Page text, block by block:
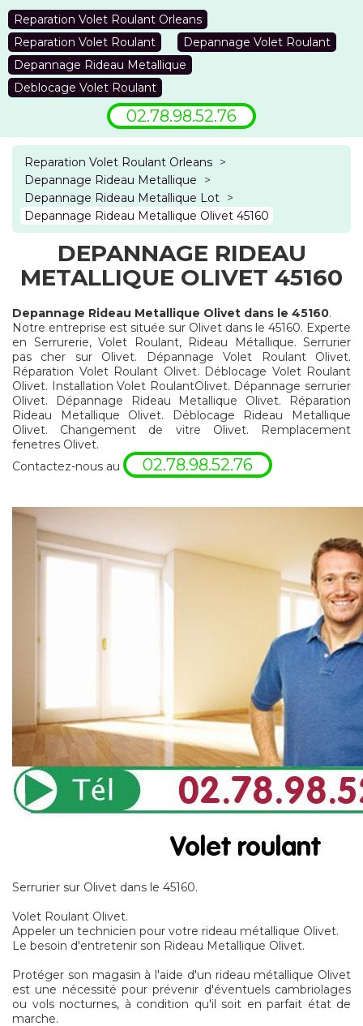
Reparation Volet Roulant Orleans
Reparation Volet Roulant
Depannage Volet Roulant
Depannage Rideau Metallique
Deblocage Volet Roulant
02.78.98.52.76
Reparation Volet Roulant Orleans >
Depannage Rideau Metallique
>
Depannage Rideau Metallique Lot >
Depannage Rideau Metallique Olivet 45160
DEPANNAGE RIDEAU
METALLIQUE OLIVET 45160
Depannage Rideau Metallique Olivet dans le 45160.
Notre entreprise est située sur Olivet dans le 45160. Experte
en Serrurerie, Volet Roulant, Rideau Métallique. Serrurier
pas cher sur Olivet. Dépannage Volet Roulant Olivet.
Réparation Volet Roulant Olivet. Déblocage Volet Roulant
Olivet. Installation Volet RoulantOlivet. Dépannage serrurier
Olivet. Dépannage Rideau Metallique Olivet. Réparation
Rideau Metallique Olivet. Déblocage Rideau Metallique
Olivet. Changement de vitre Olivet. Remplacement
fenetres Olivet.
Contactez-nous au
02.78.98.52.76
Serrurier sur Olivet dans le 45160.
Volet Roulant Olivet.
Appeler un technicien pour votre rideau métallique Olivet.
Le besoin d'entretenir son Rideau Metallique Olivet.
Protéger son magasin à l'aide d'un rideau métallique Olivet
est une nécessité pour prévenir d'éventuels cambriolages
ou vols nocturnes, à condition qu'il soit en parfait état de
marche.